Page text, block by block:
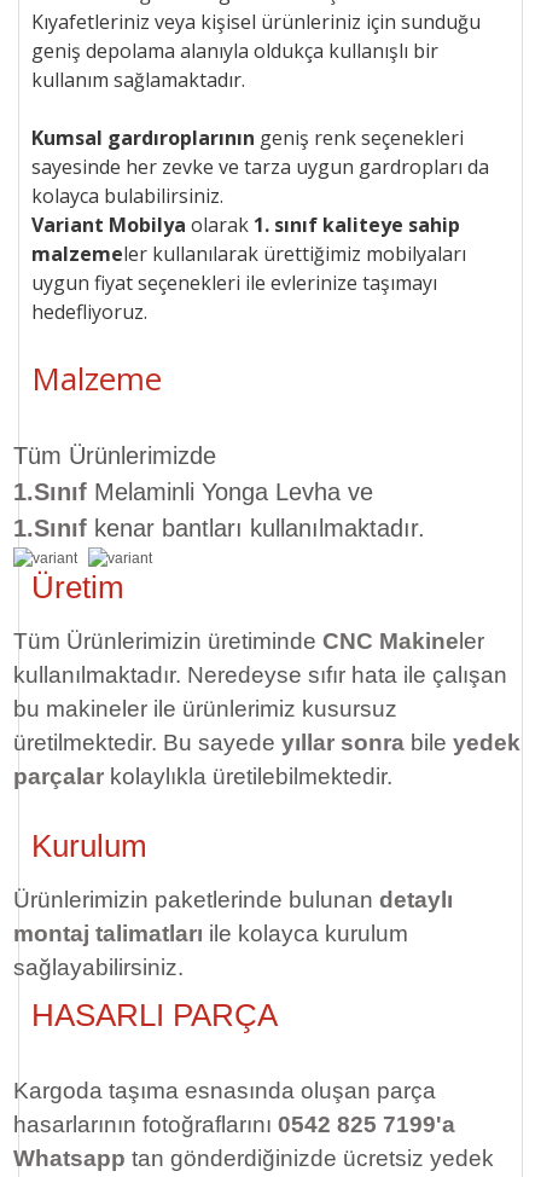
Kıyafetleriniz veya kişisel ürünleriniz için sunduğu
geniş depolama alanıyla oldukça kullanışlı bir
kullanım sağlamaktadır.
Kumsal gardıroplarının geniş renk seçenekleri
sayesinde her zevke ve tarza uygun gardropları da
kolayca bulabilirsiniz.
Variant Mobilya olarak 1. sınıf kaliteye sahip
malzemeler kullanılarak ürettiğimiz mobilyaları
uygun fiyat seçenekleri ile evlerinize taşımayı
hedefliyoruz.
Malzeme
Tüm Ürünlerimizde
1.Sınıf Melaminli Yonga Levha ve
1.Sınıf kenar bantları kullanılmaktadır.
Üretim
Tüm Ürünlerimizin üretiminde CNC Makineler
kullanılmaktadır. Neredeyse sıfır hata ile çalışan
bu makineler ile ürünlerimiz kusursuz
üretilmektedir. Bu sayede yıllar sonra bile yedek
parçalar kolaylıkla üretilebilmektedir.
Kurulum
Ürünlerimizin paketlerinde bulunan detaylı
montaj talimatları ile kolayca kurulum
sağlayabilirsiniz.
HASARLI PARÇA
Kargoda taşıma esnasında oluşan parça
hasarlarının fotoğraflarını 0542 825 7199'a
Whatsapp tan gönderdiğinizde ücretsiz yedek